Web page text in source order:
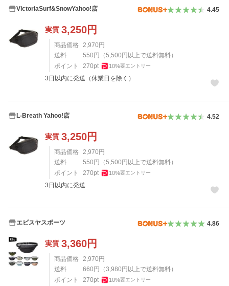
VictoriaSurf&SnowYahoo!店 4.45
実質 3,250円
商品価格 2,970 円
送料
550 円 （5,500 円以上で送料無料）
ポイント
270pt 10%要エントリー
3日以内に発送（休業日を除く）
L-Breath Yahoo!店 4.52
実質 3,250円
商品価格 2,970 円
送料
550 円 （5,500 円以上で送料無料）
ポイント
270pt 10%要エントリー
3日以内に発送
エビスヤスポーツ 4.86
実質 3,360円
商品価格 2,970 円
送料
660 円 （3,980 円以上で送料無料）
ポイント
270pt 10%要エントリー